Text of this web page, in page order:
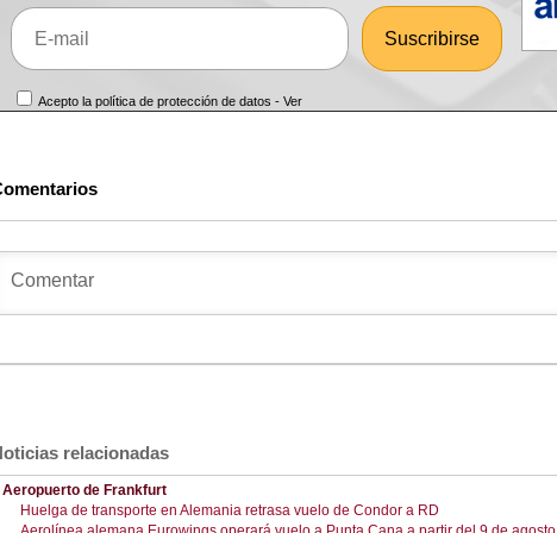
Acepto la política de protección de datos -Ver
relacionadas
Aeropuerto de Frankfurt
Huelga de transporte en Alemania retrasa vuelo de Condor a RD